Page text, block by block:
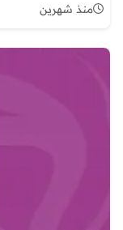
منذ شهرين